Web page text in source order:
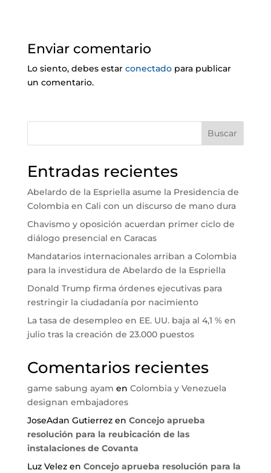
Enviar comentario
Lo siento, debes estar conectadopara publicar
un comentario.
Buscar
Entradas recientes
Abelardo de la Espriella asume la Presidencia de
Colombia en Cali con un discurso de mano dura
Chavismo y oposición acuerdan primer ciclo de
diálogo presencial en Caracas
Mandatarios internacionales arriban a Colombia
para la investidura de Abelardo de la Espriella
Donald Trump firma órdenes ejecutivas para
restringir la ciudadanía por nacimiento
La tasa de desempleo en EE. UU. baja al 4,1 % en
julio tras la creación de 23.000 puestos
Comentarios recientes
game sabung ayam en Colombia y Venezuela
designan embajadores
JoseAdan Gutierrezen Concejo aprueba
resolución para la reubicación de las
instalaciones de Covanta
Luz Velezen Concejo aprueba resolución para la